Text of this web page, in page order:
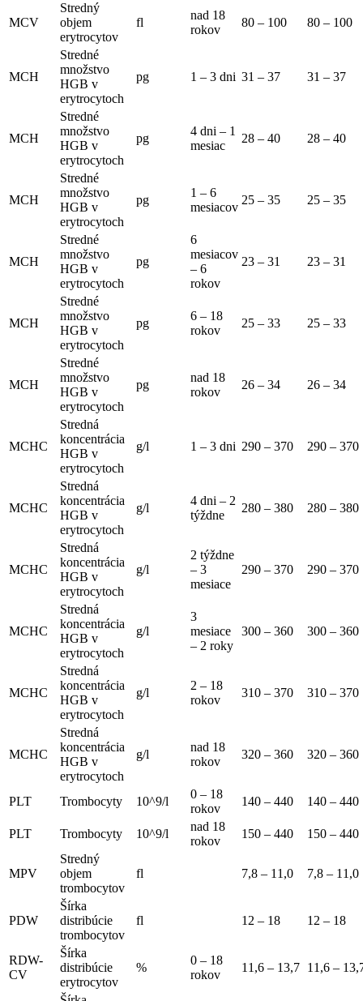
MCV
Stredný
objem
erytrocytov
fl
nad 18
rokov
80 – 100 80 – 100
MCH
Stredné
množstvo
HGB v
erytrocytoch
pg 1 – 3 dni 31 – 37 31 – 37
MCH
Stredné
množstvo
HGB v
erytrocytoch
pg
4 dni – 1
mesiac
28 – 40 28 – 40
MCH
Stredné
množstvo
HGB v
erytrocytoch
pg
1 – 6
mesiacov
25 – 35 25 – 35
MCH
Stredné
množstvo
HGB v
erytrocytoch
pg
6
mesiacov
– 6
rokov
23 – 31 23 – 31
MCH
Stredné
množstvo
HGB v
erytrocytoch
pg
6 – 18
rokov
25 – 33 25 – 33
MCH
Stredné
množstvo
HGB v
erytrocytoch
pg
nad 18
rokov
26 – 34 26 – 34
MCHC
Stredná
koncentrácia
HGB v
erytrocytoch
g/l 1 – 3 dni 290 – 370 290 – 370
MCHC
Stredná
koncentrácia
HGB v
erytrocytoch
g/l
4 dni – 2
týždne
280 – 380 280 – 380
MCHC
Stredná
koncentrácia
HGB v
erytrocytoch
g/l
2 týždne
– 3
mesiace
290 – 370 290 – 370
MCHC
Stredná
koncentrácia
HGB v
erytrocytoch
g/l
3
mesiace
– 2 roky
300 – 360 300 – 360
MCHC
Stredná
koncentrácia
HGB v
erytrocytoch
g/l
2 – 18
rokov
310 – 370 310 – 370
MCHC
Stredná
koncentrácia
HGB v
erytrocytoch
g/l
nad 18
rokov
320 – 360 320 – 360
PLT Trombocyty 10^9/l
0 – 18
rokov
140 – 440 140 – 440
PLT Trombocyty 10^9/l
nad 18
rokov
150 – 440 150 – 440
MPV
Stredný
objem
trombocytov
fl 7,8 – 11,0 7,8 – 11,0
PDW
Šírka
distribúcie
trombocytov
fl 12 – 18 12 – 18
RDW-
CV
Šírka
distribúcie
erytrocytov
%
0 – 18
rokov
11,6 – 13,7 11,6 –